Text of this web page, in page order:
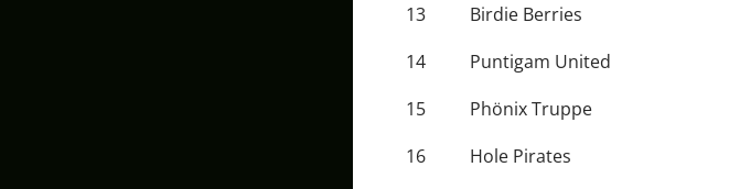
13
Birdie Berries
14
Puntigam United
15
Phönix Truppe
16
Hole Pirates